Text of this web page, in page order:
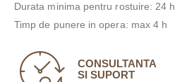
Durata minima pentru rostuire: 24 h
Timp de punere in opera: max 4 h
CONSULTANTA
SI SUPORT